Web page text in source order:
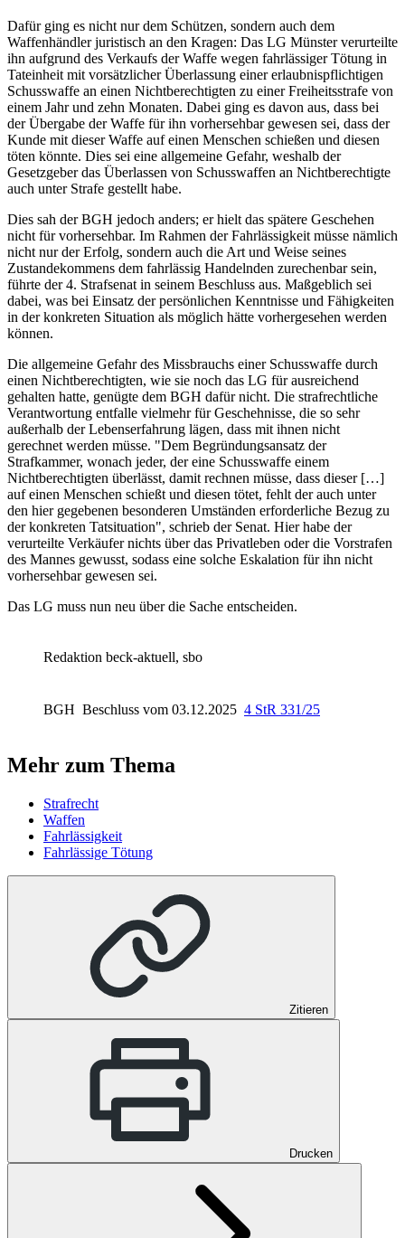
Dafür ging es nicht nur dem Schützen, sondern auch dem
Waffenhändler juristisch an den Kragen: Das LG Münsterverurteilte
ihn aufgrund des Verkaufs der Waffe wegen fahrlässiger Tötung in
Tateinheit mit vorsätzlicher Überlassung einer erlaubnispflichtigen
Schusswaffe an einen Nichtberechtigten zu einer Freiheitsstrafe von
einem Jahr und zehn Monaten. Dabei ging es davon aus, dass bei
der Übergabe der Waffe für ihn vorhersehbar gewesen sei, dass der
Kunde mit dieser Waffe auf einen Menschen schießen und diesen
töten könnte. Dies sei eine allgemeine Gefahr, weshalb der
Gesetzgeber das Überlassen von Schusswaffen an Nichtberechtigte
auch unter Strafe gestellt habe.
Dies sah derBGH jedoch anders; er hielt das spätere Geschehen
nicht für vorhersehbar. Im Rahmen der Fahrlässigkeit müsse nämlich
nicht nur der Erfolg, sondern auch die Art und Weise seines
Zustandekommens dem fahrlässig Handelnden zurechenbar sein,
führte der 4. Strafsenat in seinem Beschluss aus. Maßgeblich sei
dabei, was bei Einsatz der persönlichen Kenntnisse und Fähigkeiten
in der konkreten Situation als möglich hätte vorhergesehen werden
können.
Die allgemeine Gefahr des Missbrauchs einer Schusswaffe durch
einen Nichtberechtigten, wie sie noch das LG für ausreichend
gehalten hatte, genügte dem BGH dafür nicht. Die strafrechtliche
Verantwortung entfalle vielmehr für Geschehnisse, die so sehr
außerhalb der Lebenserfahrung lägen, dass mit ihnen nicht
gerechnet werden müsse. "Dem Begründungsansatz der
Strafkammer, wonach jeder, der eine Schusswaffe einem
Nichtberechtigten überlässt, damit rechnen müsse, dass dieser […]
auf einen Menschen schießt und diesen tötet, fehlt der auch unter
den hier gegebenen besonderen Umständen erforderliche Bezug zu
der konkreten Tatsituation", schrieb der Senat. Hier habe der
verurteilte Verkäufer nichts über das Privatleben oder die Vorstrafen
des Mannes gewusst, sodass eine solche Eskalation für ihn nicht
vorhersehbar gewesen sei.
Das LG muss nun neu über die Sache entscheiden.
Redaktion beck-aktuell, sbo
BGH Beschluss vom 03.12.2025 4 StR 331/25
Mehr zum Thema
Strafrecht
Waffen
Fahrlässigkeit
Fahrlässige Tötung
Zitieren
Drucken